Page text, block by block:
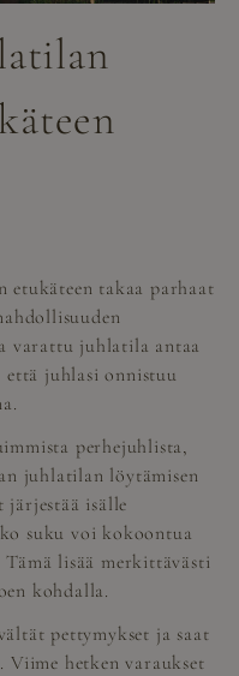
etukäteen takaa parhaat
varattu juhlatila antaa
juhlasi onnistuu
perhejuhlista,
juhlatilan löytämisen
järjestää isälle
suku voi kokoontua
lisää merkittävästi
kohdalla.
pettymykset ja saat
Viime hetken varaukset